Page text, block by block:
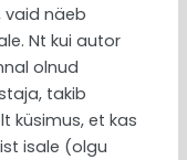
näeb
Nt kui autor
olnud
takib
küsimus, et kas
isale (olgu